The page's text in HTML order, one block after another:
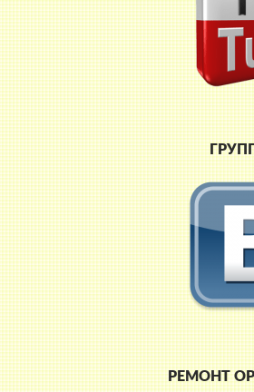
РЕМОНТ